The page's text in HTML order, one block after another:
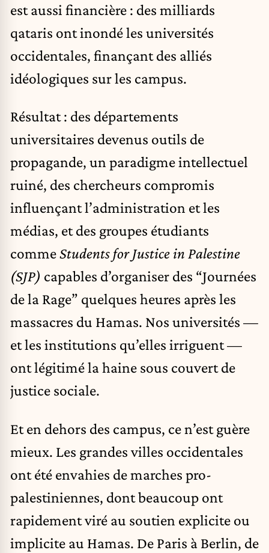
est aussi financière : des milliards
qataris ont inondé les universités
occidentales, finançant des alliés
idéologiques sur les campus.
Résultat : des départements
universitaires devenus outils de
propagande, un paradigme intellectuel
ruiné, des chercheurs compromis
influençant l’administration et les
médias, et des groupes étudiants
commeStudents for Justice in Palestine
(SJP) capables d’organiser des “Journées
de la Rage” quelques heures après les
massacres du Hamas. Nos universités —
et les institutions qu’elles irriguent —
ont légitimé la haine sous couvert de
justice sociale.
Et en dehors des campus, ce n’est guère
mieux. Les grandes villes occidentales
ont été envahies de marches pro-
palestiniennes, dont beaucoup ont
rapidement viré au soutien explicite ou
implicite au Hamas. De Paris à Berlin, de